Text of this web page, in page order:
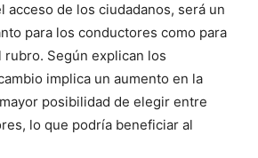
acceso de los ciudadanos, será un
para los conductores como para
Según explican los
implica un aumento en la
posibilidad de elegir entre
lo que podría beneficiar al